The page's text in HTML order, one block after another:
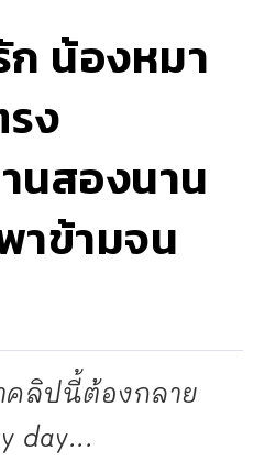
ก น้องหมา
ง
นสองนาน
าข้ามจน
คลิปนี้ต้องกลาย
day...